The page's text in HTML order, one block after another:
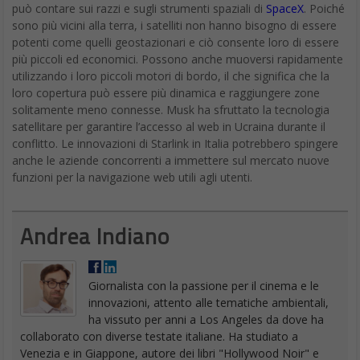
può contare sui razzi e sugli strumenti spaziali di SpaceX. Poiché
sono più vicini alla terra, i satelliti non hanno bisogno di essere
potenti come quelli geostazionari e ciò consente loro di essere
più piccoli ed economici. Possono anche muoversi rapidamente
utilizzando i loro piccoli motori di bordo, il che significa che la
loro copertura può essere più dinamica e raggiungere zone
solitamente meno connesse. Musk ha sfruttato la tecnologia
satellitare per garantire l’accesso al web in Ucraina durante il
conflitto. Le innovazioni di Starlink in Italia potrebbero spingere
anche le aziende concorrenti a immettere sul mercato nuove
funzioni per la navigazione web utili agli utenti.
Andrea Indiano
Giornalista con la passione per il cinema e le
innovazioni, attento alle tematiche ambientali,
ha vissuto per anni a Los Angeles da dove ha
collaborato con diverse testate italiane. Ha studiato a
Venezia e in Giappone, autore dei libri "Hollywood Noir" e